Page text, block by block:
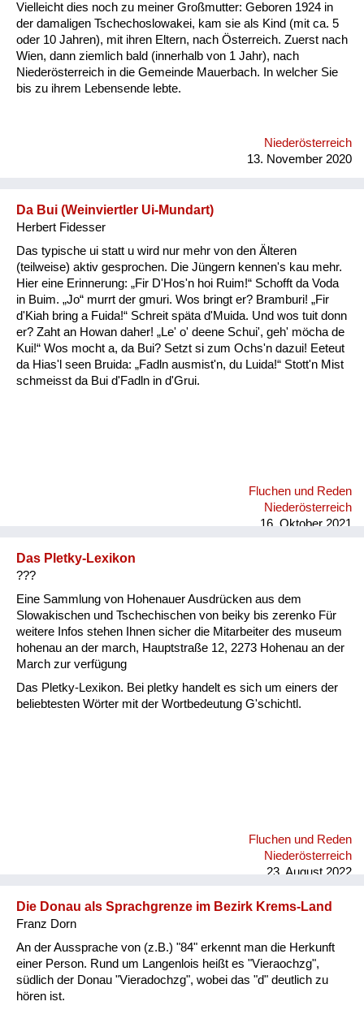
Vielleicht dies noch zu meiner Großmutter: Geboren 1924 in
der damaligen Tschechoslowakei, kam sie als Kind (mit ca. 5
oder 10 Jahren), mit ihren Eltern, nach Österreich. Zuerst nach
Wien, dann ziemlich bald (innerhalb von 1 Jahr), nach
Niederösterreich in die Gemeinde Mauerbach. In welcher Sie
bis zu ihrem Lebensende lebte.
Niederösterreich
13. November 2020
Da Bui (Weinviertler Ui-Mundart)
Herbert Fidesser
Das typische ui statt u wird nur mehr von den Älteren
(teilweise) aktiv gesprochen. Die Jüngern kennen's kau mehr.
Hier eine Erinnerung: „Fir D'Hos'n hoi Ruim!“ Schofft da Voda
in Buim. „Jo“ murrt der gmuri. Wos bringt er? Bramburi! „Fir
d'Kiah bring a Fuida!“ Schreit späta d'Muida. Und wos tuit donn
er? Zaht an Howan daher! „Le' o' deene Schui', geh' möcha de
Kui!“ Wos mocht a, da Bui? Setzt si zum Ochs'n dazui! Eeteut
da Hias'l seen Bruida: „Fadln ausmist'n, du Luida!“ Stott'n Mist
schmeisst da Bui d'Fadln in d'Grui.
Fluchen und Reden
Niederösterreich
16. Oktober 2021
Das Pletky-Lexikon
???
Eine Sammlung von Hohenauer Ausdrücken aus dem
Slowakischen und Tschechischen von beiky bis zerenko Für
weitere Infos stehen Ihnen sicher die Mitarbeiter des museum
hohenau an der march, Hauptstraße 12, 2273 Hohenau an der
March zur verfügung
Das Pletky-Lexikon. Bei pletky handelt es sich um einers der
beliebtesten Wörter mit der Wortbedeutung G'schichtl.
Fluchen und Reden
Niederösterreich
23. August 2022
Die Donau als Sprachgrenze im Bezirk Krems-Land
Franz Dorn
An der Aussprache von (z.B.) "84" erkennt man die Herkunft
einer Person. Rund um Langenlois heißt es "Vieraochzg",
südlich der Donau "Vieradochzg", wobei das "d" deutlich zu
hören ist.